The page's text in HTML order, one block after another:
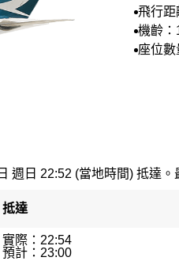
空
飛行距
機齡：
座位
日 22:52 (當地時間) 抵達。
抵達
實際：22:54
預計：23:00